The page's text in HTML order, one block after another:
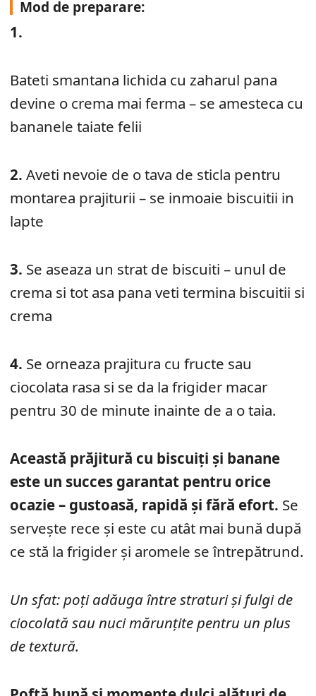
Mod de preparare:
1.
Bateti smantana lichida cu zaharul pana
devine o crema mai ferma – se amesteca cu
bananele taiate felii
2. Aveti nevoie de o tava de sticla pentru
montarea prajiturii – se inmoaie biscuitii in
lapte
3. Se aseaza un strat de biscuiti – unul de
crema si tot asa pana veti termina biscuitii si
crema
4. Se orneaza prajitura cu fructe sau
ciocolata rasa si se da la frigider macar
pentru 30 de minute inainte de a o taia.
Această prăjitură cu biscuiți și banane
este un succes garantat pentru orice
ocazie – gustoasă, rapidă și fără efort. Se
servește rece și este cu atât mai bună după
ce stă la frigider și aromele se întrepătrund.
Un sfat: poți adăuga între straturi și fulgi de
ciocolată sau nuci mărunțite pentru un plus
de textură.